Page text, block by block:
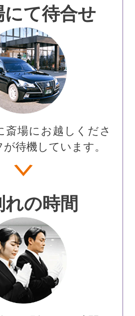
にて待合せ
斎場にお越しくださ
待機しています。
れの時間